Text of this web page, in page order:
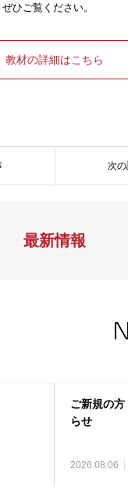
ひご覧ください。
教材の詳細はこちら
次
最新情報
ご新規の
らせ
2026.08.06